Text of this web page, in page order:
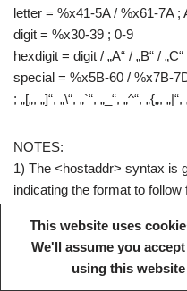
letter = %x41-5A / %x61-7A ;
digit = %x30-39 ; 0-9
hexdigit = digit / „A“ / „B“ / „C“
special = %x5B-60 / %x7B-
; „[„, „]“, „\“, „`“, „_“, „^“, „{„, „|“,
NOTES:
1) The <hostaddr> syntax is
indicating the format to
this protocol uses TCP/IP as
not meant to prevent other
This website uses
We'll assume you
using this website